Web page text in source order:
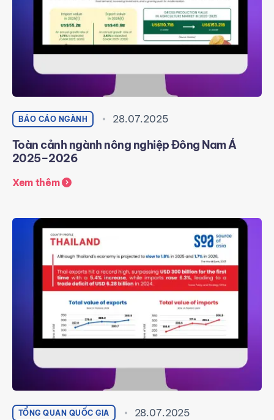
BÁO CÁO NGÀNH 28.07.2025
Toàn cảnh ngành nông nghiệp Đông Nam Á
2025–2026
Xem thêm
TỔNG QUAN QUỐC GIA 28.07.2025